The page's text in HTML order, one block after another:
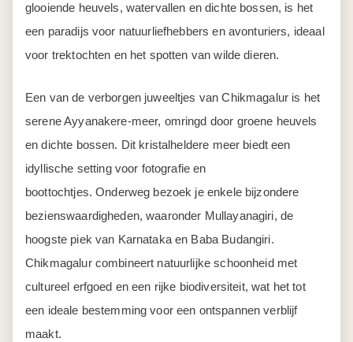
glooiende heuvels, watervallen en dichte bossen, is het
een paradijs voor natuurliefhebbers en avonturiers, ideaal
voor trektochten en het spotten van wilde dieren.
Een van de verborgen juweeltjes van Chikmagalur is het
serene Ayyanakere-meer, omringd door groene heuvels
en dichte bossen. Dit kristalheldere meer biedt een
idyllische setting voor fotografie en
boottochtjes. Onderweg bezoek je enkele bijzondere
bezienswaardigheden, waaronder Mullayanagiri, de
hoogste piek van Karnataka en Baba Budangiri.
Chikmagalur combineert natuurlijke schoonheid met
cultureel erfgoed en een rijke biodiversiteit, wat het tot
een ideale bestemming voor een ontspannen verblijf
maakt.